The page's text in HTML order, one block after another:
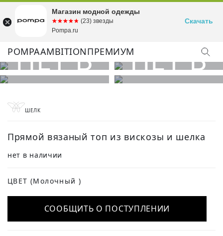
POMPAAMBITIONПРЕМИУМ
ШЕЛК
Прямой вязаный топ из вискозы и шелка
нет в наличии
ЦВЕТ (Молочный )
СООБЩИТЬ О ПОСТУПЛЕНИИ
Магазин модной одежды
☆☆☆☆☆
★★★★★ (23) звезды
Pompa.ru
Скачать